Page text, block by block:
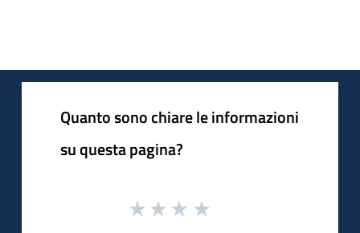
Quanto sono chiare le informazioni
su questa pagina?